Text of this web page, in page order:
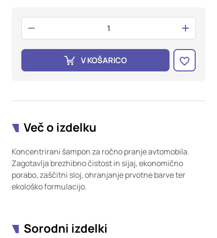
V KOŠARICO
Več o izdelku
Koncentrirani šampon za ročno pranje avtomobila.
Zagotavlja brezhibno čistost in sijaj, ekonomično
porabo, zaščitni sloj, ohranjanje prvotne barve ter
ekološko formulacijo.
Sorodni izdelki
edinstveno prepoznavanje vašega brskalnika in naprave. Če
zavrnete uporabo teh piškotkov, ne boste deležni našega
ciljnega spletnega oglaševanja.